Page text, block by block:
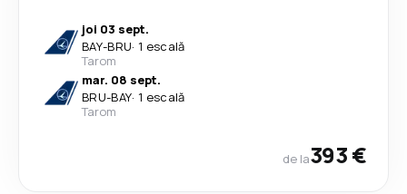
joi 03 sept.
BAY-BRU· 1 escală
Tarom
mar. 08 sept.
BRU-BAY· 1 escală
Tarom
de la393 €